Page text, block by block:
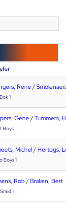
Rene/
1
Gene/Tummers,
Boys
Michel/ Hertogs,
Boys 1
Rob/ Braken, Bert
1